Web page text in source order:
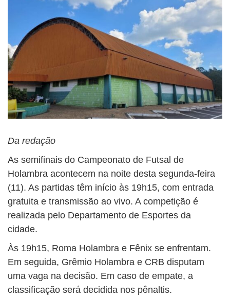
Da redação
As semifinais do Campeonato de Futsal de
Holambra acontecem na noite desta segunda-feira
(11). As partidas têm início às 19h15, com entrada
gratuita e transmissão ao vivo. A competição é
realizada pelo Departamento de Esportes da
cidade.
Às 19h15, Roma Holambra e Fênix se enfrentam.
Em seguida, Grêmio Holambra e CRB disputam
uma vaga na decisão. Em caso de empate, a
classificação será decidida nos pênaltis.